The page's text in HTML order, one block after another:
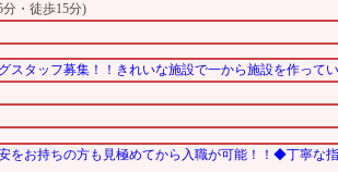
・徒歩15分)
スタッフ募集！！きれいな施設で一から施設を作って
をお持ちの方も見極めてから入職が可能！！◆丁寧